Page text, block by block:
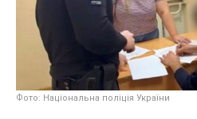
Фото: Національна поліція України